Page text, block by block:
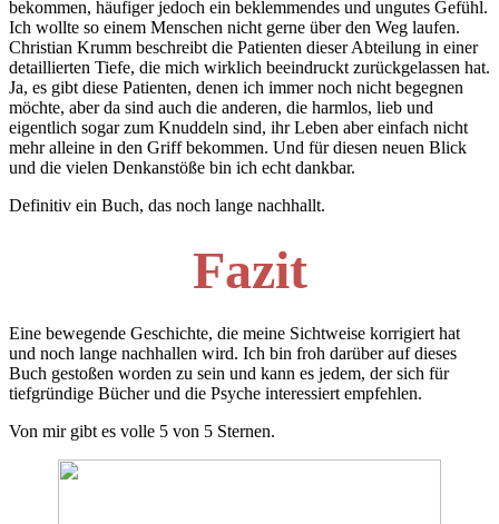
bekommen, häufiger jedoch ein beklemmendes und ungutes Gefühl.
Ich wollte so einem Menschen nicht gerne über den Weg laufen.
Christian Krumm beschreibt die Patienten dieser Abteilung in einer
detaillierten Tiefe, die mich wirklich beeindruckt zurückgelassen hat.
Ja, es gibt diese Patienten, denen ich immer noch nicht begegnen
möchte, aber da sind auch die anderen, die harmlos, lieb und
eigentlich sogar zum Knuddeln sind, ihr Leben aber einfach nicht
mehr alleine in den Griff bekommen. Und für diesen neuen Blick
und die vielen Denkanstöße bin ich echt dankbar.
Definitiv ein Buch, das noch lange nachhallt.
Fazit
Eine bewegende Geschichte, die meine Sichtweise korrigiert hat
und noch lange nachhallen wird. Ich bin froh darüber auf dieses
Buch gestoßen worden zu sein und kann es jedem, der sich für
tiefgründige Bücher und die Psyche interessiert empfehlen.
Von mir gibt es volle 5 von 5 Sternen.